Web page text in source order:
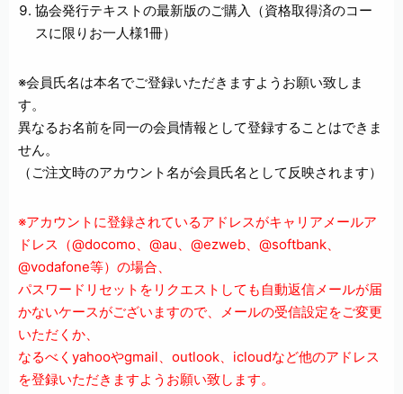
協会発行テキストの最新版のご購入（資格取得済のコー
スに限りお一人様1冊）
※会員氏名は本名でご登録いただきますようお願い致しま
す。
異なるお名前を同一の会員情報として登録することはできま
せん。
（ご注文時のアカウント名が会員氏名として反映されます）
※アカウントに登録されているアドレスがキャリアメールア
ドレス（@docomo、@au、@ezweb、@softbank、
@vodafone等） の場合、
パスワードリセットをリクエストしても自動返信メールが届
かないケースがございますので、メールの受信設定をご変更
いただくか、
なるべくyahooやgmail、outlook、icloudなど他のアドレス
を登録いただきますようお願い致します。